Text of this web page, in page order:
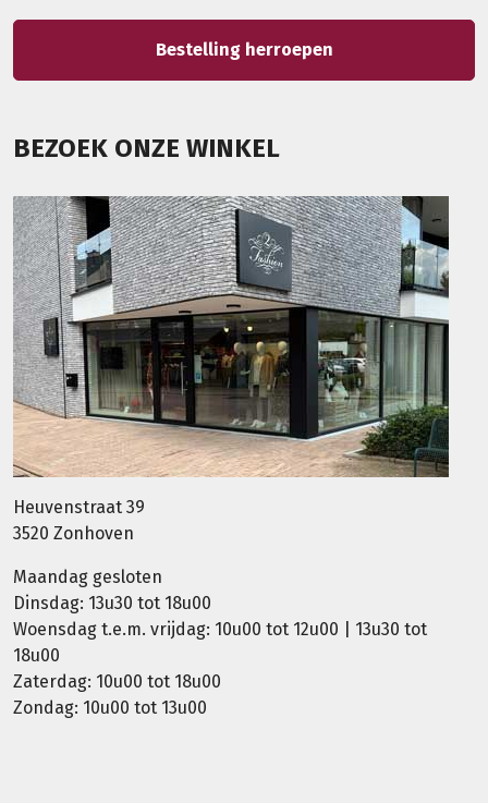
Bestelling herroepen
BEZOEK ONZE WINKEL
Heuvenstraat 39
3520 Zonhoven
Maandag gesloten
Dinsdag: 13u30 tot 18u00
Woensdag t.e.m. vrijdag: 10u00 tot 12u00 | 13u30 tot
18u00
Zaterdag: 10u00 tot 18u00
Zondag: 10u00 tot 13u00